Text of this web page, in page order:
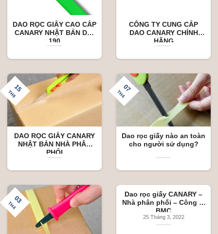
DAO RỌC GIẤY CAO CẤP
CANARY NHẬT BẢN DC-
190
CÔNG TY CUNG CẤP
DAO CANARY CHÍNH
HÃNG
DAO RỌC GIẤY CANARY
NHẬT BẢN NHÀ PHÂN
PHỐI
15
TH6
Dao rọc giấy nào an toàn
cho người sử dụng?
07
TH4
03
TH4
Dao rọc giấy CANARY –
Nhà phân phối – Công ty
BMC
25 Tháng 3, 2022